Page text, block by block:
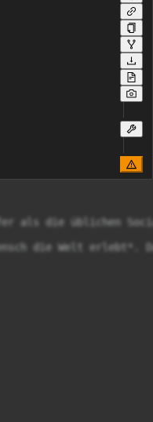
als die üblichen
die Welt